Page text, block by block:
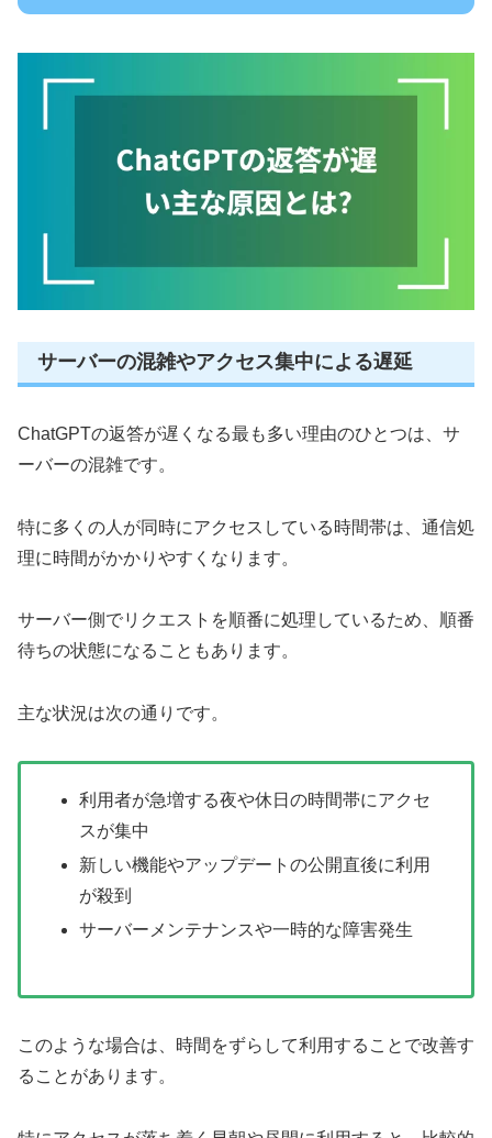
サーバーの混雑やアクセス集中による遅延
ChatGPTの返答が遅くなる最も多い理由のひとつは、サ
ーバーの混雑です。
特に多くの人が同時にアクセスしている時間帯は、通信処
理に時間がかかりやすくなります。
サーバー側でリクエストを順番に処理しているため、順番
待ちの状態になることもあります。
主な状況は次の通りです。
利用者が急増する夜や休日の時間帯にアクセ
スが集中
新しい機能やアップデートの公開直後に利用
が殺到
サーバーメンテナンスや一時的な障害発生
このような場合は、時間をずらして利用することで改善す
ることがあります。